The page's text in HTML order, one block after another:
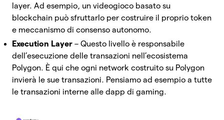
layer. Ad esempio, un videogioco basato su
blockchain può sfruttarlo per costruire il proprio token
e meccanismo di consenso autonomo.
Execution Layer – Questo livello è responsabile
dell’esecuzione delle transazioni nell’ecosistema
Polygon. È qui che ogni network costruito su Polygon
invierà le sue transazioni. Pensiamo ad esempio a tutte
le transazioni interne alle dapp di gaming.